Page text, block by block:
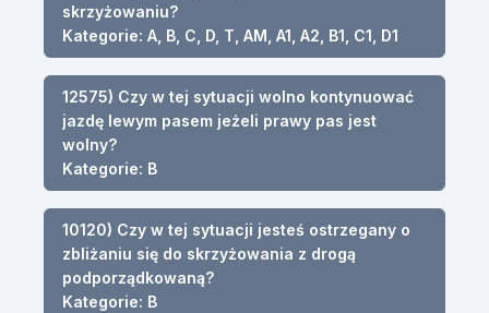
skrzyżowaniu?
Kategorie: A, B, C, D, T, AM, A1, A2, B1, C1, D1
12575) Czy w tej sytuacji wolno kontynuować
jazdę lewym pasem jeżeli prawy pas jest
wolny?
Kategorie: B
10120) Czy w tej sytuacji jesteś ostrzegany o
zbliżaniu się do skrzyżowania z drogą
podporządkowaną?
Kategorie: B